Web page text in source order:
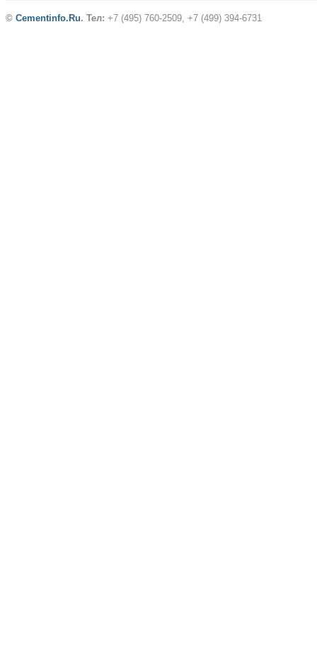
© Cementinfo.Ru. Тел: +7 (495) 760-2509, +7 (499) 394-6731